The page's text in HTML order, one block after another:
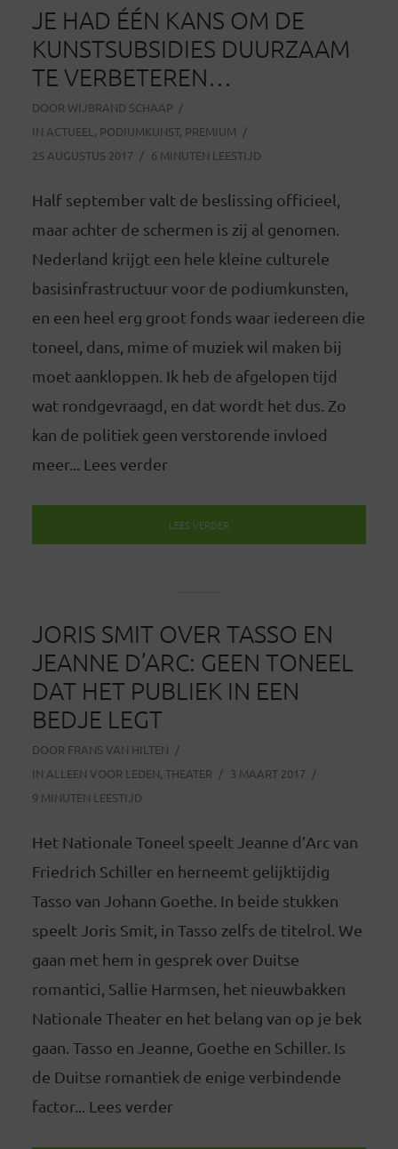
JE HAD ÉÉN KANS OM DE
KUNSTSUBSIDIES DUURZAAM
TE VERBETEREN…
DOOR WIJBRAND SCHAAP
IN ACTUEEL , PODIUMKUNST, PREMIUM
25 AUGUSTUS 2017
6 MINUTEN LEESTIJD
Half september valt de beslissing officieel,
maar achter de schermen is zij al genomen.
Nederland krijgt een hele kleine culturele
basisinfrastructuur voor de podiumkunsten,
en een heel erg groot fonds waar iedereen die
toneel, dans, mime of muziek wil maken bij
moet aankloppen. Ik heb de afgelopen tijd
wat rondgevraagd, en dat wordt het dus. Zo
kan de politiek geen verstorende invloed
meer... Lees verder
LEES VERDER
JORIS SMIT OVER TASSO EN
JEANNE D’ARC: GEEN TONEEL
DAT HET PUBLIEK IN EEN
BEDJE LEGT
DOOR FRANS VAN HILTEN
IN ALLEEN VOOR LEDEN, THEATER
3 MAART 2017
9 MINUTEN LEESTIJD
Het Nationale Toneel speelt Jeanne d’Arc van
Friedrich Schiller en herneemt gelijktijdig
Tasso van Johann Goethe. In beide stukken
speelt Joris Smit, in Tasso zelfs de titelrol. We
gaan met hem in gesprek over Duitse
romantici, Sallie Harmsen, het nieuwbakken
Nationale Theater en het belang van op je bek
gaan. Tasso en Jeanne, Goethe en Schiller. Is
de Duitse romantiek de enige verbindende
factor... Lees verder